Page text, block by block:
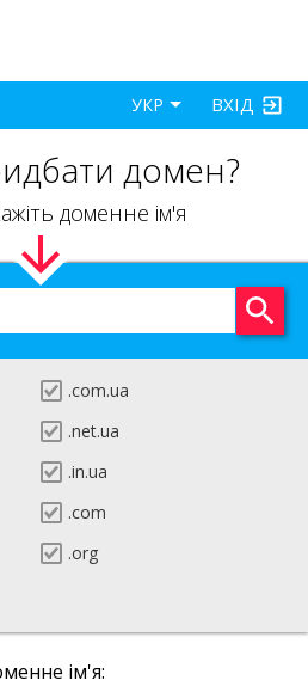
ВХІД
УКР
домен?
доменне ім'я
.com.ua
.net.ua
.in.ua
.com
.org
ім'я: